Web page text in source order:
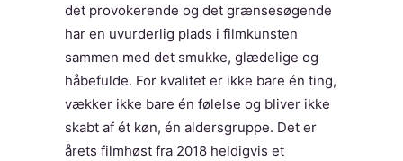
det provokerende og det grænsesøgende
har en uvurderlig plads i filmkunsten
sammen med det smukke, glædelige og
håbefulde. For kvalitet er ikke bare én ting,
vækker ikke bare én følelse og bliver ikke
skabt af ét køn, én aldersgruppe. Det er
årets filmhøst fra 2018 heldigvis et